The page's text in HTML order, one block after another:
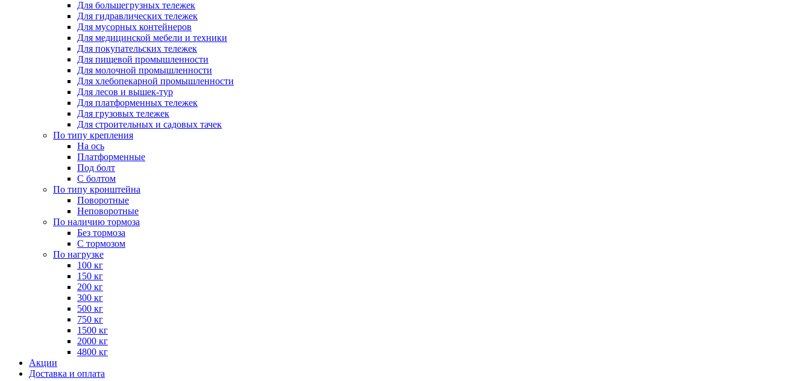
Для большегрузных тележек
Для гидравлических тележек
Для мусорных контейнеров
Для медицинской мебели и техники
Для покупательских тележек
Для пищевой промышленности
Для молочной промышленности
Для хлебопекарной промышленности
Для лесов и вышек-тур
Для платформенных тележек
Для грузовых тележек
Для строительных и садовых тачек
По типу крепления
На ось
Платформенные
Под болт
С болтом
По типу кронштейна
Поворотные
Неповоротные
По наличию тормоза
Без тормоза
С тормозом
По нагрузке
100 кг
150 кг
200 кг
300 кг
500 кг
750 кг
1500 кг
2000 кг
4800 кг
Акции
Доставка и оплата